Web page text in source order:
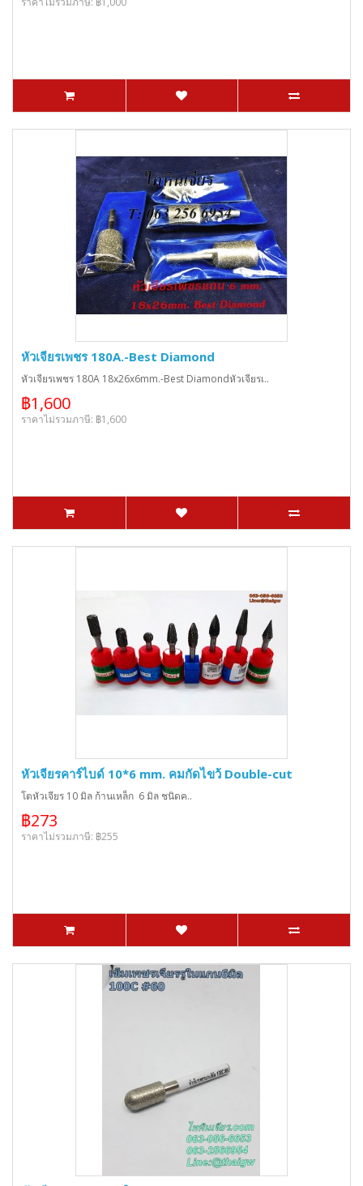
หัวเจียรเพชร 180A.-Best Diamond
หัวเจียรเพชร 180A 18x26x6mm.-Best Diamondหัวเจียรเ..
฿1,600
ราคาไม่รวมภาษี: ฿1,600
หัวเจียรคาร์ไบด์ 10*6 mm. คมกัดไขว้ Double-cut
โตหัวเจียร 10 มิล ก้านเหล็ก 6 มิล ชนิดค..
฿273
ราคาไม่รวมภาษี: ฿255